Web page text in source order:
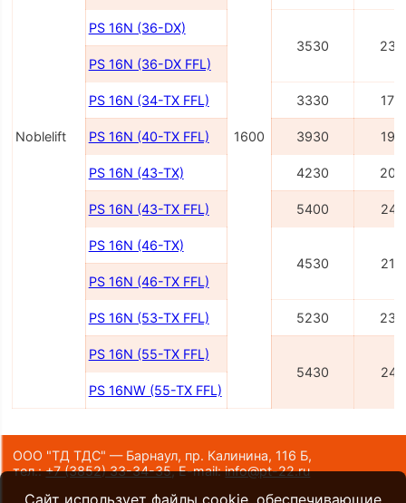
Noblelift 1600
PS 16N (36-DX)
3530
PS 16N (36-DX FFL)
PS 16N (34-TX FFL) 3330
PS 16N (40-TX FFL) 3930
PS 16N (43-TX) 4230
PS 16N (43-TX FFL) 5400
PS 16N (46-TX)
4530
PS 16N (46-TX FFL)
PS 16N (53-TX FFL) 5230
PS 16N (55-TX FFL)
5430
PS 16NW (55-TX FFL)
ООО "ТД ТДС" — Барнаул, пр. Калинина, 116 Б,
тел.:+7 (3852) 33-34-35,E-mail:info@pt-22.ru
Сайт использует файлы cookie, обеспечивающие